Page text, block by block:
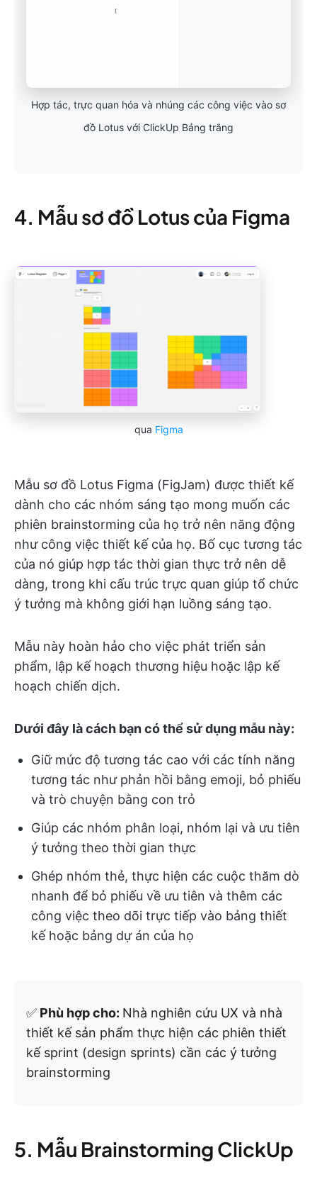
Hợp tác, trực quan hóa và nhúng các công việc vào sơ
đồ Lotus với ClickUp Bảng trắng
4. Mẫu sơ đồ Lotus của Figma
qua Figma
Mẫu sơ đồ Lotus Figma (FigJam) được thiết kế
dành cho các nhóm sáng tạo mong muốn các
phiên brainstorming của họ trở nên năng động
như công việc thiết kế của họ. Bố cục tương tác
của nó giúp hợp tác thời gian thực trở nên dễ
dàng, trong khi cấu trúc trực quan giúp tổ chức
ý tưởng mà không giới hạn luồng sáng tạo.
Mẫu này hoàn hảo cho việc phát triển sản
phẩm, lập kế hoạch thương hiệu hoặc lập kế
hoạch chiến dịch.
Dưới đây là cách bạn có thể sử dụng mẫu này:
Giữ mức độ tương tác cao với các tính năng
tương tác như phản hồi bằng emoji, bỏ phiếu
và trò chuyện bằng con trỏ
Giúp các nhóm phân loại, nhóm lại và ưu tiên
ý tưởng theo thời gian thực
Ghép nhóm thẻ, thực hiện các cuộc thăm dò
nhanh để bỏ phiếu về ưu tiên và thêm các
công việc theo dõi trực tiếp vào bảng thiết
kế hoặc bảng dự án của họ
✅ Phù hợp cho: Nhà nghiên cứu UX và nhà
thiết kế sản phẩm thực hiện các phiên thiết
kế sprint (design sprints) cần các ý tưởng
brainstorming
5. Mẫu Brainstorming ClickUp